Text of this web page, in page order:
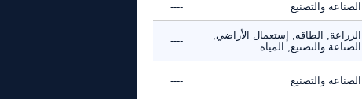
الصناعة والتصنيع ----
الزراعة, الطاقه, إستعمال الأراضي,
الصناعة والتصنيع, المياه
----
الصناعة والتصنيع ----